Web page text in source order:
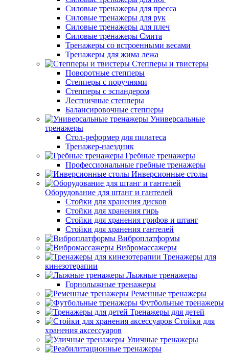
Силовые тренажеры для пресса
Силовые тренажеры для рук
Силовые тренажеры для плеч
Силовые тренажеры Смита
Тренажеры со встроенными весами
Тренажеры для жима лежа
Степперы и твистеры
Поворотные степперы
Степперы с поручнями
Степперы с эспандером
Лестничные степперы
Балансировочные степперы
Универсальные
тренажеры
Стол-реформер для пилатеса
Тренажер-наездник
Гребные тренажеры
Профессиональные гребные тренажеры
Инверсионные столы
Оборудование для штанг и гантелей
Стойки для хранения дисков
Стойки для хранения гирь
Стойки для хранения грифов и штанг
Стойки для хранения гантелей
Виброплатформы
Вибромассажеры
Тренажеры для
кинезотерапии
Лыжные тренажеры
Горнолыжные тренажеры
Ременные тренажеры
Футбольные тренажеры
Тренажеры для детей
Стойки для
хранения аксессуаров
Уличные тренажеры